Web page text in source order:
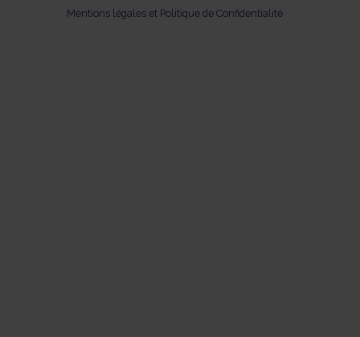
Mentions légales et Politique de Confidentialité